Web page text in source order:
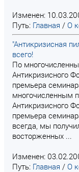
Изменен:
Путь: Главная / О
"Антикризисная
всего!
По
Антикризисного
премьера
многочисленным
Антикризисного
премьера
всегда, мы
восторженных ...
Изменен:
Путь: Главная / О